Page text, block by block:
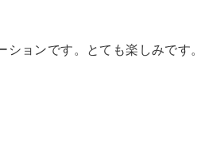
ョンです。とても楽しみです。